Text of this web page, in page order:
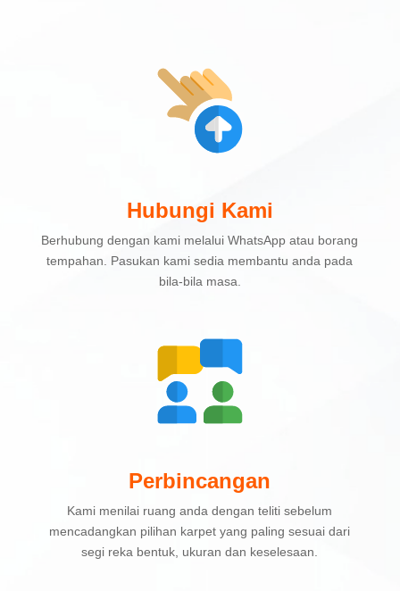
Hubungi Kami
Berhubung dengan kami melalui WhatsApp atau borang
tempahan. Pasukan kami sedia membantu anda pada
bila-bila masa.
Perbincangan
Kami menilai ruang anda dengan teliti sebelum
mencadangkan pilihan karpet yang paling sesuai dari
segi reka bentuk, ukuran dan keselesaan.